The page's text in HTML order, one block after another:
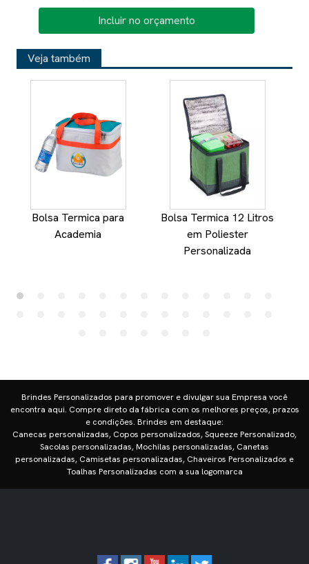
Incluir no orçamento
Veja também
Bolsa Termica para
Academia
Bolsa Termica 12 Litros
em Poliester
Personalizada
Brindes Personalizados para promover e divulgar sua Empresa você
encontra aqui. Compre direto da fábrica com os melhores preços, prazos
e condições. Brindes em destaque:
Canecas personalizadas, Copos personalizados, Squeeze Personalizado,
Sacolas personalizadas, Mochilas personalizadas, Canetas
personalizadas, Camisetas personalizadas, Chaveiros Personalizados e
Toalhas Personalizadas com a sua logomarca